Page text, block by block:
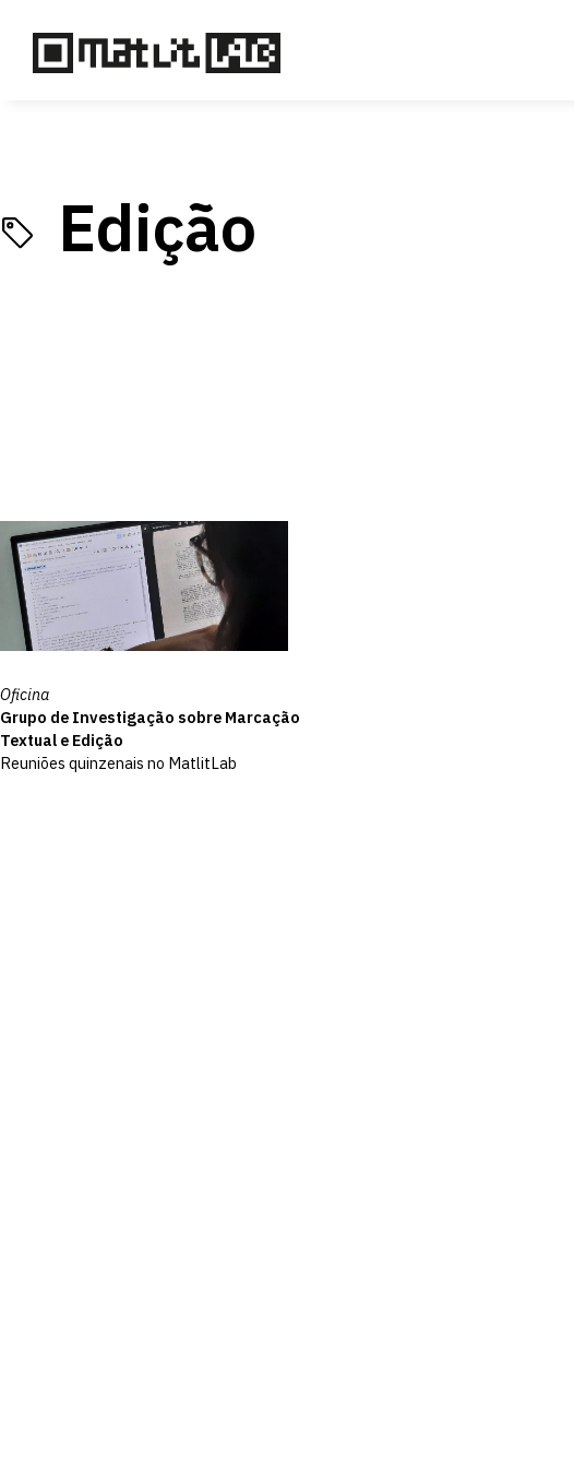
Edição
Oficina
Grupo de Investigação sobre Marcação
Textual e Edição
Reuniões quinzenais no MatlitLab